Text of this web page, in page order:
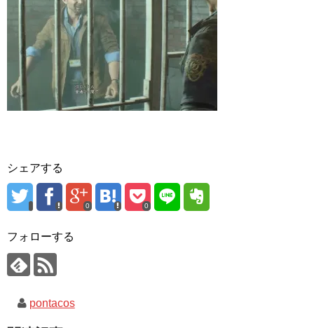
シェアする
0 0
フォローする
pontacos